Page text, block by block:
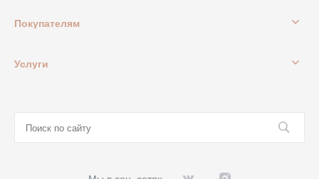
Покупателям
Услуги